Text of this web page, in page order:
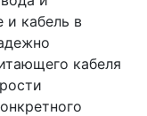
и кабель в
кабеля